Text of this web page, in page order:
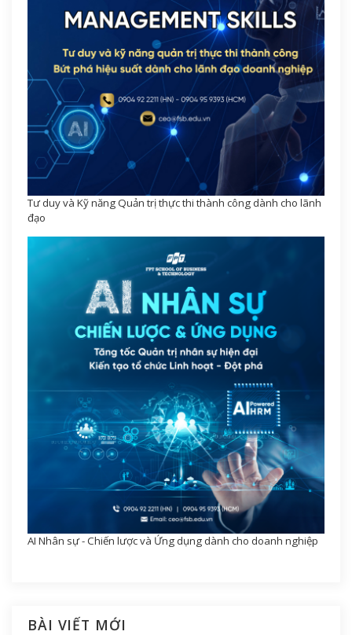
Tư duy và Kỹ năng Quản trị thực thi thành công dành cho lãnh
đạo
AI Nhân sự - Chiến lược và Ứng dụng dành cho doanh nghiệp
BÀI VIẾT MỚI